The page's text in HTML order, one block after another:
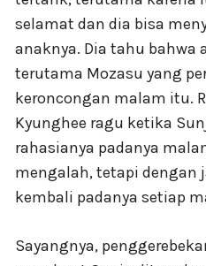
selamat dan dia bisa
anaknya. Dia tahu bahwa
terutama Mozasu yang
keroncongan malam itu.
Kyunghee ragu ketika
rahasianya padanya
mengalah, tetapi dengan
kembali padanya setiap
Sayangnya,